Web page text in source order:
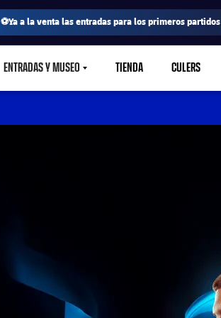
⚽Ya a la venta las entradas para los primeros partidos
ENTRADAS Y MUSEOLABEL.SHARE.CARETDOWN
TIENDA CULERS